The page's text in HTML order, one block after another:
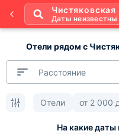
Даты неизвестны
Отели рядом с
Расстояние
Отели от 2 000